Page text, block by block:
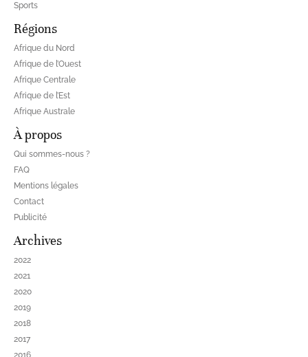
Sports
Régions
Afrique du Nord
Afrique de l’Ouest
Afrique Centrale
Afrique de l’Est
Afrique Australe
À propos
Qui sommes-nous ?
FAQ
Mentions légales
Contact
Publicité
Archives
2022
2021
2020
2019
2018
2017
2016